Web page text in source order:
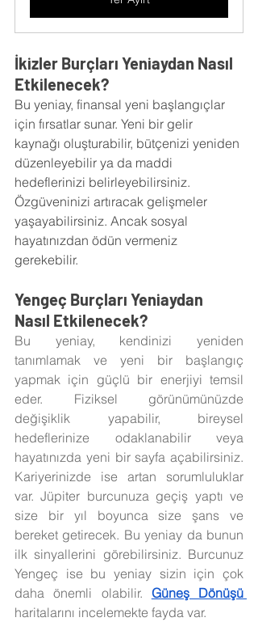
İkizler Burçları Yeniaydan Nasıl
Etkilenecek?
Bu yeniay, finansal yeni başlangıçlar
için fırsatlar sunar. Yeni bir gelir
kaynağı oluşturabilir, bütçenizi yeniden
düzenleyebilir ya da maddi
hedeflerinizi belirleyebilirsiniz.
Özgüveninizi artıracak gelişmeler
yaşayabilirsiniz. Ancak sosyal
hayatınızdan ödün vermeniz
gerekebilir.
Yengeç Burçları Yeniaydan
Nasıl Etkilenecek?
Bu yeniay, kendinizi yeniden
tanımlamak ve yeni bir başlangıç
yapmak için güçlü bir enerjiyi temsil
eder. Fiziksel görünümünüzde
değişiklik yapabilir, bireysel
hedeflerinize odaklanabilir veya
hayatınızda yeni bir sayfa açabilirsiniz.
Kariyerinizde ise artan sorumluluklar
var. Jüpiter burcunuza geçiş yaptı ve
size bir yıl boyunca size şans ve
bereket getirecek. Bu yeniay da bunun
ilk sinyallerini görebilirsiniz. Burcunuz
Yengeç ise bu yeniay sizin için çok
daha önemli olabilir.
haritalarını incelemekte fayda var.